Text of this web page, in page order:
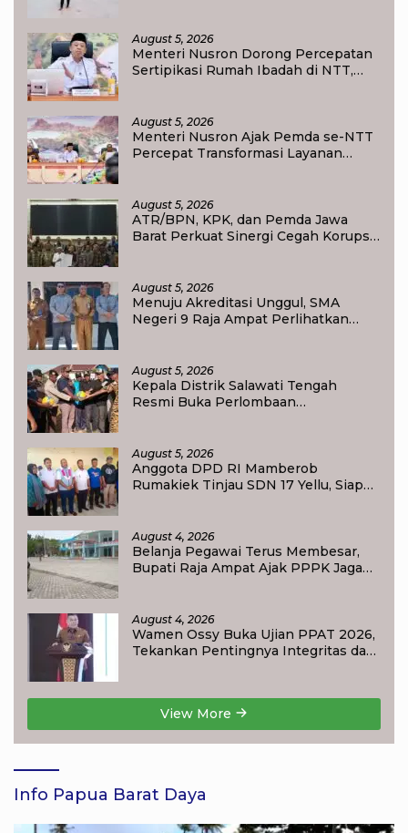
August 5, 2026
Menteri Nusron Dorong Percepatan
Sertipikasi Rumah Ibadah di NTT,
August 5, 2026
Menteri Nusron Ajak Pemda se-NTT
Percepat Transformasi Layanan
August 5, 2026
ATR/BPN, KPK, dan Pemda Jawa
Barat Perkuat Sinergi Cegah Korupsi,
August 5, 2026
Menuju Akreditasi Unggul, SMA
Negeri 9 Raja Ampat Perlihatkan
August 5, 2026
Kepala Distrik Salawati Tengah
Resmi Buka Perlombaan
August 5, 2026
Anggota DPD RI Mamberob
Rumakiek Tinjau SDN 17 Yellu, Siap
August 4, 2026
Belanja Pegawai Terus Membesar,
Bupati Raja Ampat Ajak PPPK Jaga
August 4, 2026
Wamen Ossy Buka Ujian PPAT 2026,
Tekankan Pentingnya Integritas dan
View More
Info Papua Barat Daya